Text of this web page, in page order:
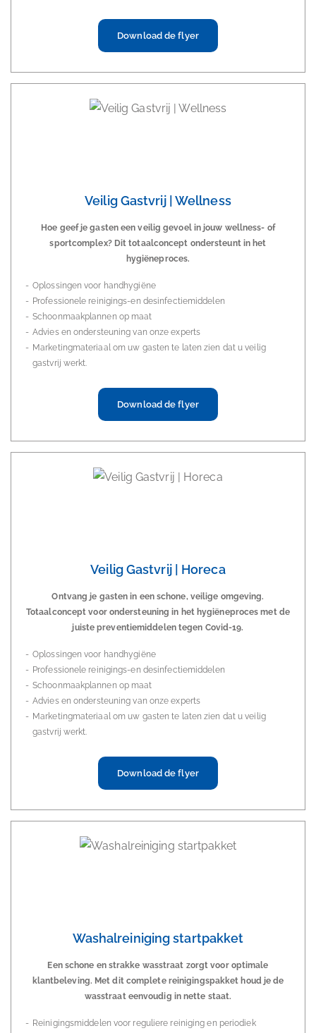
Download de flyer
Veilig Gastvrij | Wellness
Hoe geef je gasten een veilig gevoel in jouw wellness- of
sportcomplex? Dit totaalconcept ondersteunt in het
hygiëneproces.
Oplossingen voor handhygiëne
Professionele reinigings-en desinfectiemiddelen
Schoonmaakplannen op maat
Advies en ondersteuning van onze experts
Marketingmateriaal om uw gasten te laten zien dat u veilig
gastvrij werkt.
Download de flyer
Veilig Gastvrij | Horeca
Ontvang je gasten in een schone, veilige omgeving.
Totaalconcept voor ondersteuning in het hygiëneproces met de
juiste preventiemiddelen tegen Covid-19.
Oplossingen voor handhygiëne
Professionele reinigings-en desinfectiemiddelen
Schoonmaakplannen op maat
Advies en ondersteuning van onze experts
Marketingmateriaal om uw gasten te laten zien dat u veilig
gastvrij werkt.
Download de flyer
Washalreiniging startpakket
Een schone en strakke wasstraat zorgt voor optimale
klantbeleving. Met dit complete reinigingspakket houd je de
wasstraat eenvoudig in nette staat.
Reinigingsmiddelen voor reguliere reiniging en periodiek